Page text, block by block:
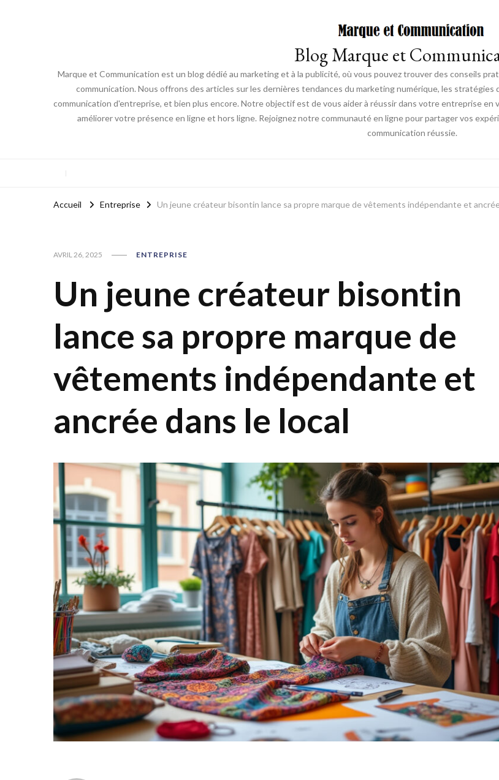
Blog Marque et
Marque et Communication est un blog dédié au marketing et à la publicité, où vous pouvez trouver des conseils
communication. Nous offrons des articles sur les dernières tendances du marketing numérique, les
communication d'entreprise, et bien plus encore. Notre objectif est de vous aider à réussir dans votre entreprise
améliorer votre présence en ligne et hors ligne. Rejoignez notre communauté en ligne pour partager vos
communication réussie.
Accueil Entreprise Un jeune créateur bisontin lance sa propre marque de vêtements indépendante et
AVRIL 26, 2025 ENTREPRISE
Un jeune créateur bisontin
lance sa propre marque de
vêtements indépendante et
ancrée dans le local